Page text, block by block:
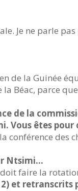
Je ne parle
de la Guinée
Béac, parce
de la
Vous êtes pour
des
Ntsimi…
doit faire la
et retranscrits